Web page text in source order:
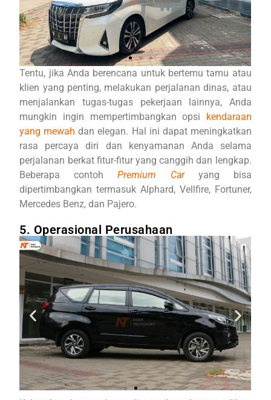
Tentu, jika Anda berencana untuk bertemu tamu atau
klien yang penting, melakukan perjalanan dinas, atau
menjalankan tugas-tugas pekerjaan lainnya, Anda
mungkin ingin mempertimbangkan opsi kendaraan
yang mewah dan elegan. Hal ini dapat meningkatkan
rasa percaya diri dan kenyamanan Anda selama
perjalanan berkat fitur-fitur yang canggih dan lengkap.
Beberapa contohPremium Car
yang bisa
dipertimbangkan termasuk Alphard, Vellfire, Fortuner,
Mercedes Benz, dan Pajero.
5. Operasional Perusahaan